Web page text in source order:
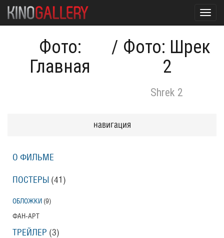
Фото:
Главная
/ Фото: Шрек
2
Shrek 2
навигация
О ФИЛЬМЕ
ПОСТЕРЫ (41)
ОБЛОЖКИ (9)
ФАН-АРТ
ТРЕЙЛЕР (3)